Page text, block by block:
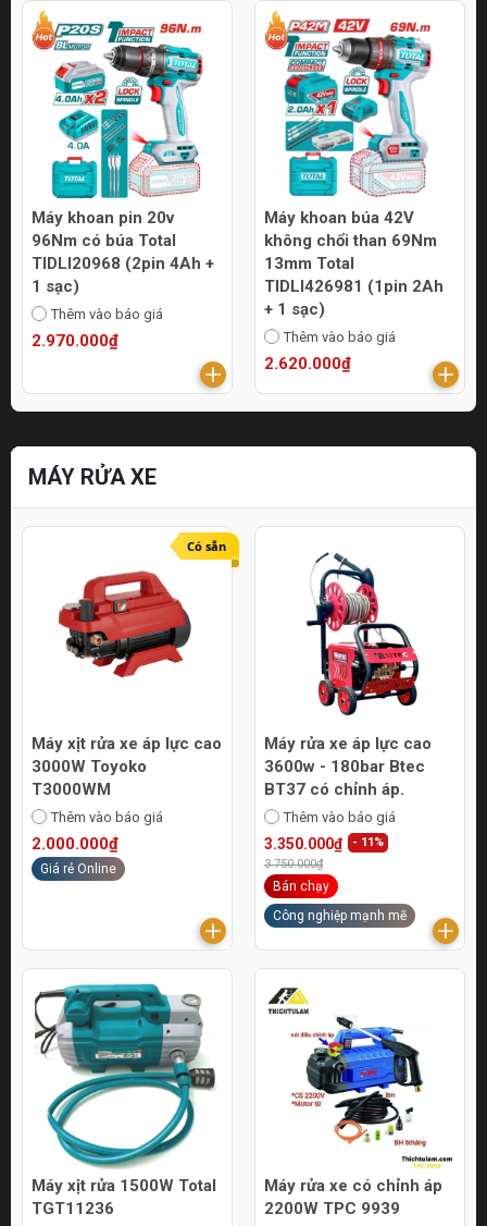
Máy khoan pin 20v
96Nm có búa Total
TIDLI20968 (2pin 4Ah +
1 sạc)
Thêm vào báo giá
2.970.000₫
Máy khoan búa 42V
không chổi than 69Nm
13mm Total
TIDLI426981 (1pin 2Ah
+ 1 sạc)
Thêm vào báo giá
2.620.000₫
MÁY RỬA XE
Có sẵn
Máy xịt rửa xe áp lực cao
3000W Toyoko
T3000WM
Thêm vào báo giá
2.000.000₫
Giá rẻ Online
Máy rửa xe áp lực cao
3600w - 180bar Btec
BT37 có chỉnh áp.
Thêm vào báo giá
3.350.000₫
3.750.000₫
- 11%
Bán chạy
Công nghiệp mạnh mẽ
Máy xịt rửa 1500W Total
TGT11236
Máy rửa xe có chỉnh áp
2200W TPC 9939